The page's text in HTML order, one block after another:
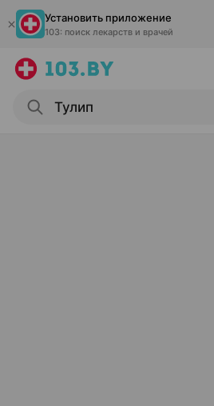
Установить приложение
103: поиск лекарств и врачей